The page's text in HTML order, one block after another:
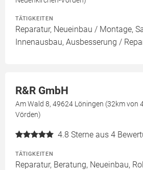
TÄTIGKEITEN
Reparatur, Neueinbau / Montage,
Innenausbau, Ausbesserung /
R&R GmbH
Am Wald 8, 49624 Löningen (32km von
Vörden)
4.8 Sterne aus 4
TÄTIGKEITEN
Reparatur, Beratung, Neueinbau,